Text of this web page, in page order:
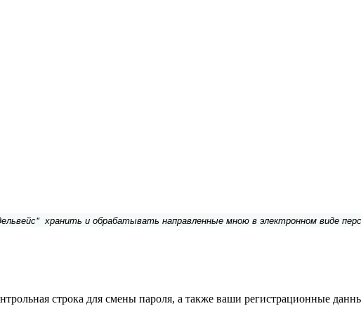
хранить и обрабатывать направленные мною в электронном виде
строка для смены пароля, а также ваши регистрационные